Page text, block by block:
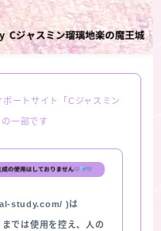
ートサイト「Cジャスミン
一部です
study.com/ )は
では使用を控え、人の